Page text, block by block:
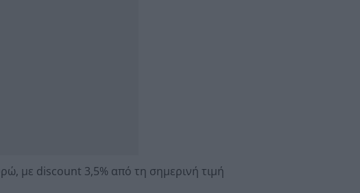
με discount 3,5% από τη σημερινή τιμή